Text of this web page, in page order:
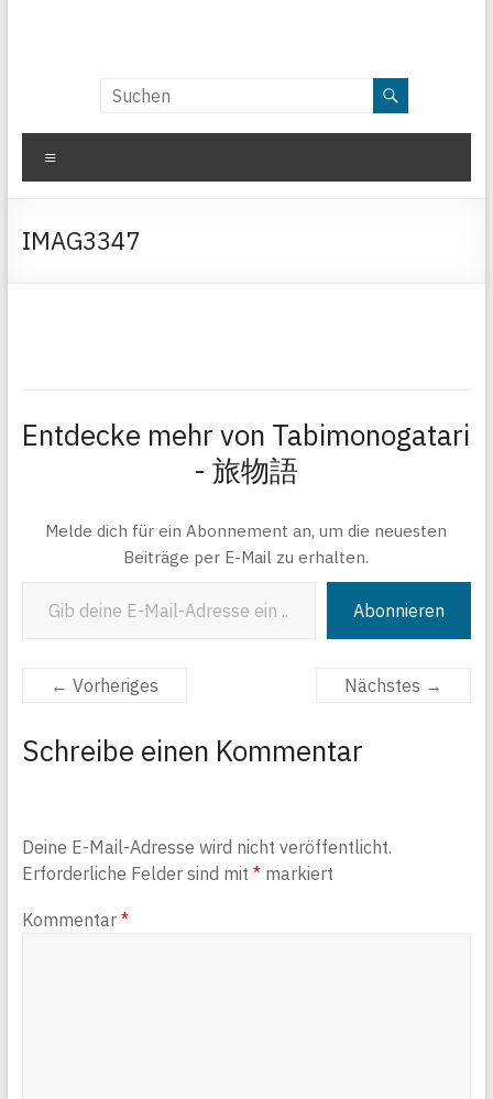
IMAG3347
Entdecke mehr von Tabimonogatari
- 旅物語
Melde dich für ein Abonnement an, um die neuesten
Beiträge per E-Mail zu erhalten.
Abonnieren
← Vorheriges Nächstes →
Schreibe einen Kommentar
Deine E-Mail-Adresse wird nicht veröffentlicht.
Erforderliche Felder sind mit *markiert
Kommentar *